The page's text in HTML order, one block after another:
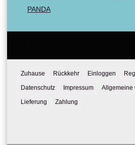
PANDA
Zuhause Rückkehr Einloggen
Datenschutz
Impressum
Allgemeine
Lieferung
Zahlung